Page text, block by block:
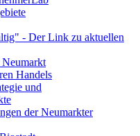
- Der Link zu aktuellen
Handels
und
der Neumarkter